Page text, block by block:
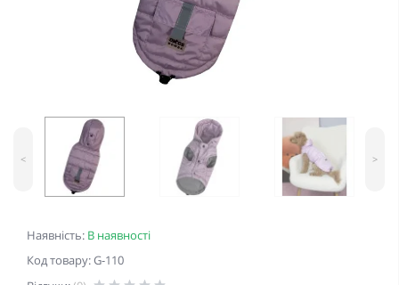
Наявність: В наявності
Код товару: G-110
< >